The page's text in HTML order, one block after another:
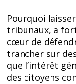
Pourquoi
tribunaux, a
cœur de
trancher sur
que l’intérêt
des citoyens